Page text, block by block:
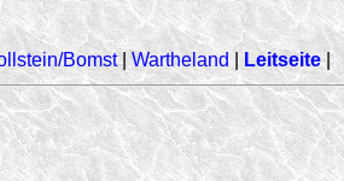
Bomst| Wartheland Leitseite|